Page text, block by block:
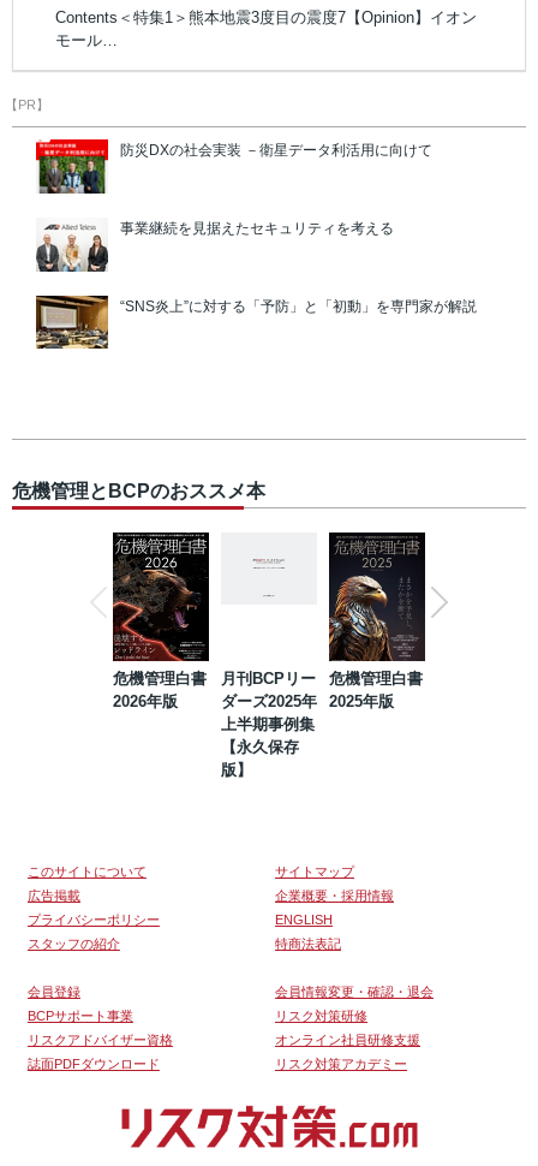
Contents＜特集1＞熊本地震3度目の震度7【Opinion】イオン
モール…
【PR】
防災DXの社会実装 －衛星データ利活用に向けて
事業継続を見据えたセキュリティを考える
“SNS炎上”に対する「予防」と「初動」を専門家が解説
危機管理とBCPのおススメ本
危機管理白書
2026年版
月刊BCPリー
ダーズ2025年
上半期事例集
【永久保存
版】
危機管理白書
2025年版
このサイトについて
サイトマップ
広告掲載
企業概要・採用情報
プライバシーポリシー
ENGLISH
スタッフの紹介
特商法表記
会員登録
会員情報変更・確認・退会
BCPサポート事業
リスク対策研修
リスクアドバイザー資格
オンライン社員研修支援
誌面PDFダウンロード
リスク対策アカデミー